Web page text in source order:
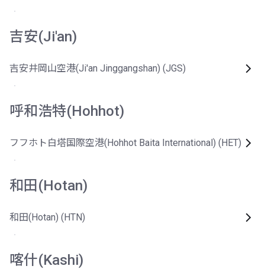
吉安(Ji'an)
吉安井岡山空港(Ji'an Jinggangshan) (JGS)
呼和浩特(Hohhot)
フフホト白塔国際空港(Hohhot Baita International) (HET)
和田(Hotan)
和田(Hotan) (HTN)
喀什(Kashi)